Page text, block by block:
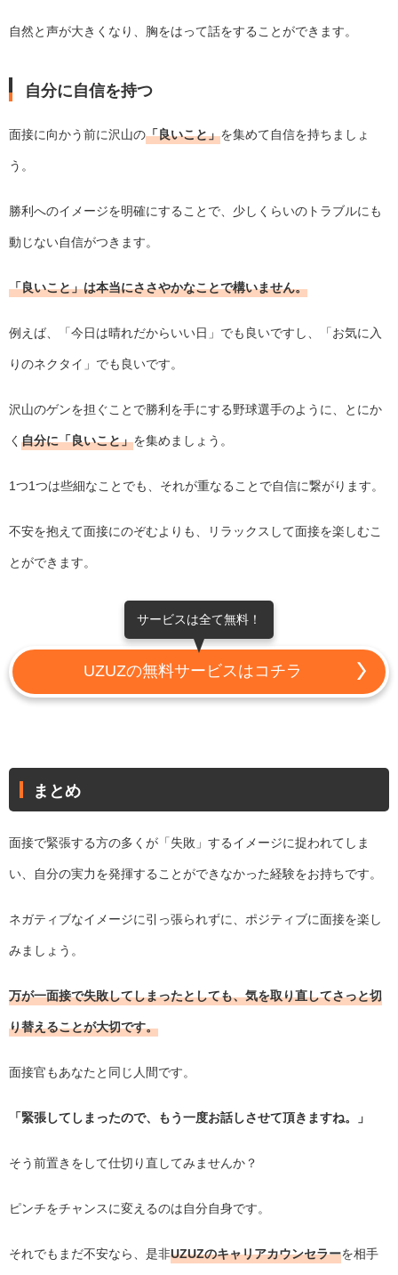
自然と声が大きくなり、胸をはって話をすることができます。
自分に自信を持つ
面接に向かう前に沢山の「良いこと」を集めて自信を持ちましょ
う。
勝利へのイメージを明確にすることで、少しくらいのトラブルにも
動じない自信がつきます。
「良いこと」は本当にささやかなことで構いません。
例えば、「今日は晴れだからいい日」でも良いですし、「お気に入
りのネクタイ」でも良いです。
沢山のゲンを担ぐことで勝利を手にする野球選手のように、とにか
く 自分に「良いこと」を集めましょう。
1つ1つは些細なことでも、それが重なることで自信に繋がります。
不安を抱えて面接にのぞむよりも、リラックスして面接を楽しむこ
とができます。
サービスは全て無料！
UZUZの無料サービスはコチラ
まとめ
面接で緊張する方の多くが「失敗」するイメージに捉われてしま
い、自分の実力を発揮することができなかった経験をお持ちです。
ネガティブなイメージに引っ張られずに、ポジティブに面接を楽し
みましょう。
万が一面接で失敗してしまったとしても、気を取り直してさっと切
り替えることが大切です。
面接官もあなたと同じ人間です。
「緊張してしまったので、もう一度お話しさせて頂きますね。」
そう前置きをして仕切り直してみませんか？
ピンチをチャンスに変えるのは自分自身です。
それでもまだ不安なら、是非UZUZのキャリアカウンセラーを相手